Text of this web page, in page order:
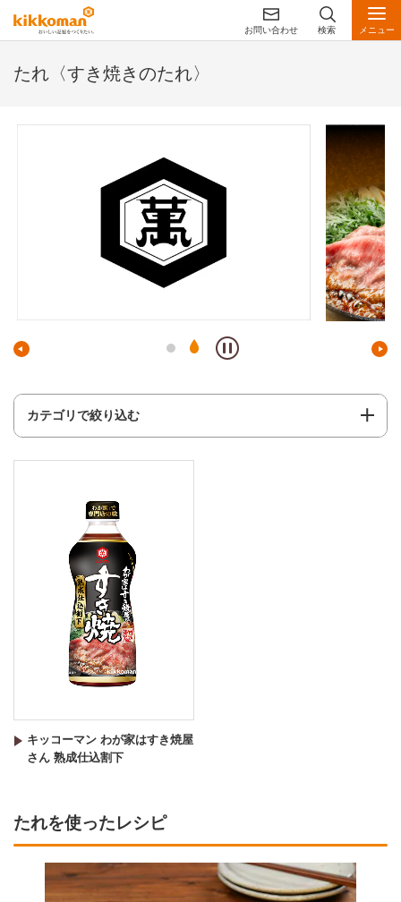
お問い合わせ 検索 メニュー
たれ〈すき焼きのたれ〉
カテゴリで絞り込む
キッコーマン わが家はすき焼屋
さん 熟成仕込割下
たれを使ったレシピ